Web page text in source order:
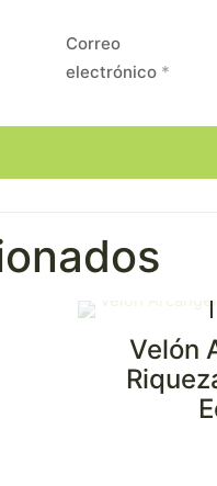
Correo
electrónico *
Velón